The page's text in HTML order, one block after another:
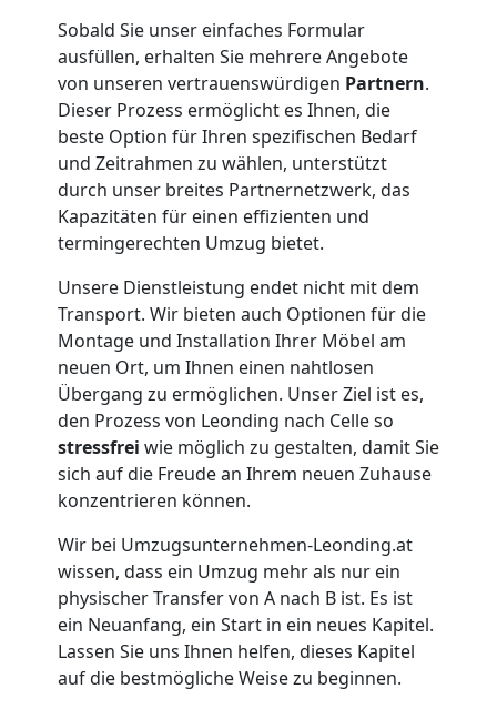
Sobald Sie unser einfaches Formular
ausfüllen, erhalten Sie mehrere Angebote
von unseren vertrauenswürdigen Partnern.
Dieser Prozess ermöglicht es Ihnen, die
beste Option für Ihren spezifischen Bedarf
und Zeitrahmen zu wählen, unterstützt
durch unser breites Partnernetzwerk, das
Kapazitäten für einen effizienten und
termingerechten Umzug bietet.
Unsere Dienstleistung endet nicht mit dem
Transport. Wir bieten auch Optionen für die
Montage und Installation Ihrer Möbel am
neuen Ort, um Ihnen einen nahtlosen
Übergang zu ermöglichen. Unser Ziel ist es,
den Prozess von Leonding nach Celle so
stressfrei wie möglich zu gestalten, damit Sie
sich auf die Freude an Ihrem neuen Zuhause
konzentrieren können.
Wir bei Umzugsunternehmen-Leonding.at
wissen, dass ein Umzug mehr als nur ein
physischer Transfer von A nach B ist. Es ist
ein Neuanfang, ein Start in ein neues Kapitel.
Lassen Sie uns Ihnen helfen, dieses Kapitel
auf die bestmögliche Weise zu beginnen.
Leonding
Privatumzug
Leonding
Tresortransport
Leonding
Umzug
für
Senioren
Leonding